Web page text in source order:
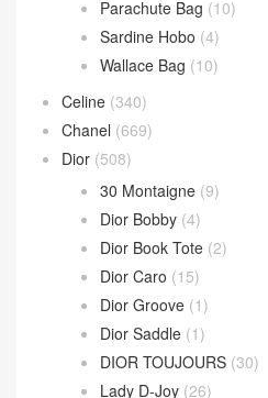
Parachute Bag (10)
Sardine Hobo (4)
Wallace Bag (10)
Celine (340)
Chanel (669)
Dior (508)
30 Montaigne (9)
Dior Bobby (4)
Dior Book Tote (2)
Dior Caro (15)
Dior Groove (1)
Dior Saddle (1)
DIOR TOUJOURS (30)
Lady D-Joy (26)